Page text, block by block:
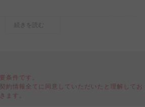
、大切な人へのプレゼント、贈り物
たい一品です。
ベースとしているので、飾る場所や
続きを読む
条件です。
約情報全てに同意していただいたと理解してお
ます。